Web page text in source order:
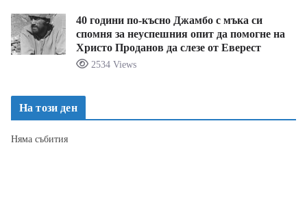
40 години по-късно Джамбо с мъка си
спомня за неуспешния опит да помогне на
Христо Проданов да слезе от Еверест
2534 Views
На този ден
Няма събития